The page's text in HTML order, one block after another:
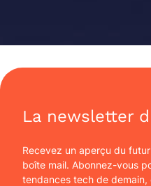
La newsletter
Recevez un aperçu du
boîte mail. Abonnez-vous
tendances tech de